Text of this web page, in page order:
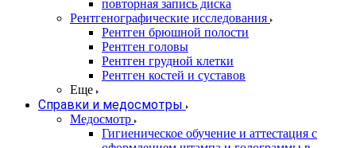
повторная запись диска
Рентгенографические исследования
Рентген брюшной полости
Рентген головы
Рентген грудной клетки
Рентген костей и суставов
Еще
Справки и медосмотры
Медосмотр
Гигиеническое обучение и аттестация с